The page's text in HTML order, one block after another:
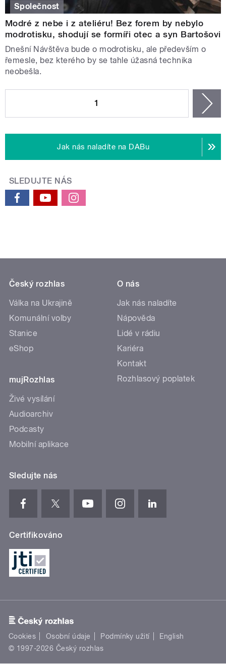
Společnost
Modré z nebe i z ateliéru! Bez forem by nebylo
modrotisku, shodují se formíři otec a syn Bartošovi
Dnešní Návštěva bude o modrotisku, ale především o
řemesle, bez kterého by se tahle úžasná technika
neobešla.
1
Jak nás naladíte na DABu
SLEDUJTE NÁS
Český rozhlas
Válka na Ukrajině
Komunální volby
Stanice
eShop
mujRozhlas
Živé vysílání
Audioarchiv
Podcasty
Mobilní aplikace
O nás
Jak nás naladíte
Nápověda
Lidé v rádiu
Kariéra
Kontakt
Rozhlasový poplatek
Sledujte nás
Certifikováno
Cookies Osobní údaje Podmínky užití
English
© 1997-2026 Český rozhlas